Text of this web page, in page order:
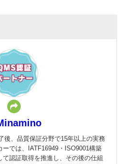
後、品質保証分野で15年以上の実務
では、IATF16949・ISO9001構築
認証取得を推進し、その後の仕組